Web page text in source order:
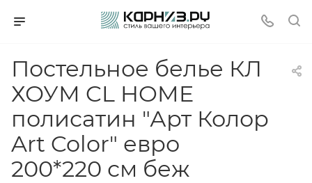
Постельное белье КЛ
ХОУМ CL HOME
полисатин "Арт Колор
Art Color" евро
200*220 см беж